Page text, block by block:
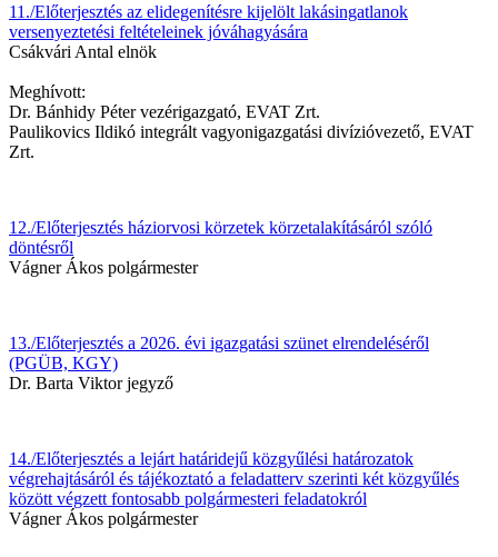
11./Előterjesztés az elidegenítésre kijelölt lakásingatlanok
versenyeztetési feltételeinek jóváhagyására
Csákvári Antal elnök
Meghívott:
Dr. Bánhidy Péter vezérigazgató, EVAT Zrt.
Paulikovics Ildikó integrált vagyonigazgatási divízióvezető, EVAT
Zrt.
12./Előterjesztés háziorvosi körzetek körzetalakításáról szóló
döntésről
Vágner Ákos polgármester
13./Előterjesztés a 2026. évi igazgatási szünet elrendeléséről
(PGÜB, KGY)
Dr. Barta Viktor jegyző
14./Előterjesztés a lejárt határidejű közgyűlési határozatok
végrehajtásáról és tájékoztató a feladatterv szerinti két közgyűlés
között végzett fontosabb polgármesteri feladatokról
Vágner Ákos polgármester